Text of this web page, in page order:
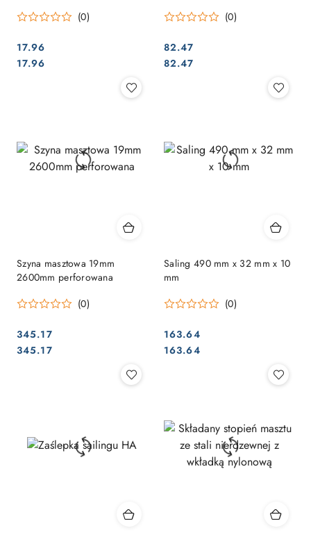
(0)
Cena:
17.96
Cena:
17.96
(0)
Cena:
82.47
Cena:
82.47
Szyna masztowa 19mm
2600mm perforowana
(0)
Cena:
345.17
Cena:
345.17
Saling 490 mm x 32 mm x 10
mm
(0)
Cena:
163.64
Cena:
163.64